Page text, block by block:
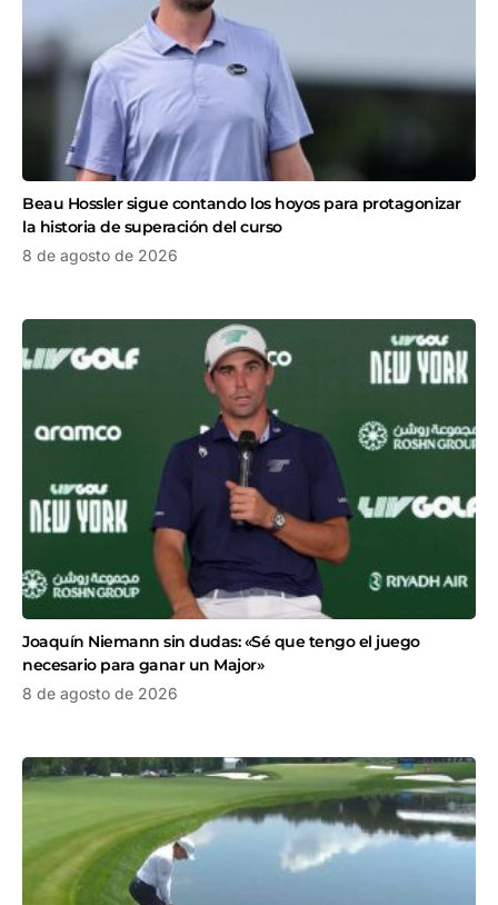
Beau Hossler sigue contando los hoyos para protagonizar
la historia de superación del curso
8 de agosto de 2026
Joaquín Niemann sin dudas: «Sé que tengo el juego
necesario para ganar un Major»
8 de agosto de 2026